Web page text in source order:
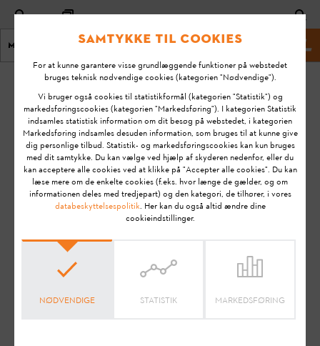
Menu STIHL Hjemmeside
Hjem KA-01090
Hvordan kan jeg
tildele
rettigheder til
flere
medarbejdere?
STIHL connected
Ændret
den:
21-09-
2020
FAQ
drift, rengør, transporterer, opbevarer, vedligeholder eller
Samtykke til cookies
For at kunne garantere visse grundlæggende funktioner på webstedet
bruges teknisk nødvendige cookies (kategorien "Nødvendige").
Vi bruger også cookies til statistikformål (kategorien "Statistik") og
markedsføringscookies (kategorien "Markedsføring"). I kategorien Statistik
indsamles statistisk information om dit besøg på webstedet, i kategorien
Markedsføring indsamles desuden information, som bruges til at kunne give
dig personlige tilbud. Statistik- og markedsføringscookies kan kun bruges
med dit samtykke. Du kan vælge ved hjælp af skyderen nedenfor, eller du
kan acceptere alle cookies ved at klikke på "Accepter alle cookies". Du kan
læse mere om de enkelte cookies (f.eks. hvor længe de gælder, og om
informationen deles med tredjepart) og den kategori, de tilhører, i vores
databeskyttelsespolitik. Her kan du også altid ændre dine
cookieindstillinger.
NØDVENDIGE STATISTIK MARKEDSFØRING